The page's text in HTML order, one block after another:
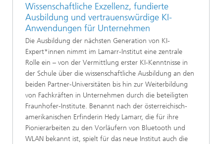
Wissenschaftliche Exzellenz, fundierte
Ausbildung und vertrauenswürdige KI-
Anwendungen für Unternehmen
Die Ausbildung der nächsten Generation von KI-
Expert*innen nimmt im Lamarr-Institut eine zentrale
Rolle ein – von der Vermittlung erster KI-Kenntnisse in
der Schule über die wissenschaftliche Ausbildung an den
beiden Partner-Universitäten bis hin zur Weiterbildung
von Fachkräften in Unternehmen durch die beteiligten
Fraunhofer-Institute. Benannt nach der österreichisch-
amerikanischen Erfinderin Hedy Lamarr, die für ihre
Pionierarbeiten zu den Vorläufern von Bluetooth und
WLAN bekannt ist, spielt für das neue Institut auch die